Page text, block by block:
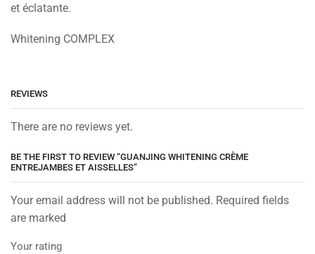
et éclatante.
Whitening COMPLEX
REVIEWS
There are no reviews yet.
BE THE FIRST TO REVIEW “GUANJING WHITENING CRÈME
ENTREJAMBES ET AISSELLES”
Your email address will not be published. Required fields
are marked
Your rating